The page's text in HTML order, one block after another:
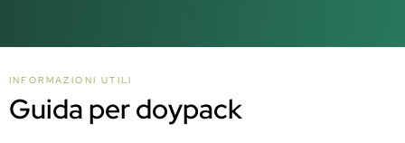
INFORMAZIONI UTILI
Guida per doypack